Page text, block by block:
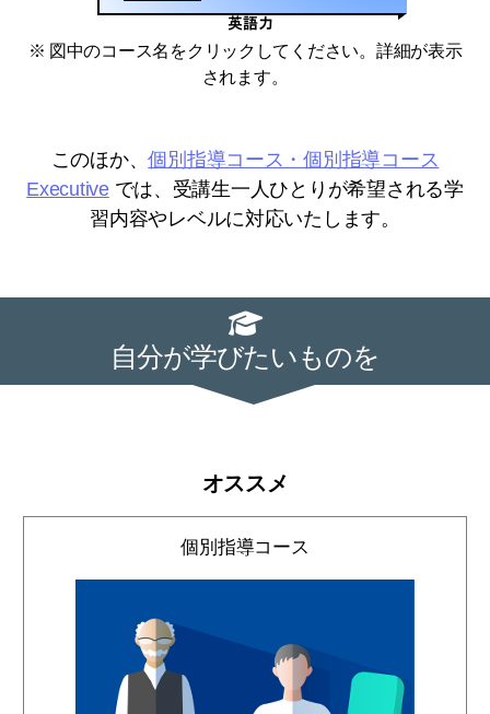
※ 図中のコース名をクリックしてください。詳細が表示
されます。
このほか、個別指導コース・個別指導コース
Executiveでは、受講生一人ひとりが希望される学
習内容やレベルに対応いたします。
自分が学びたいものを
オススメ
個別指導コース